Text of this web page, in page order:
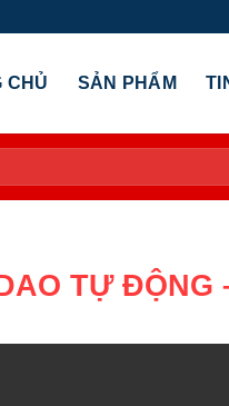
CHỦ SẢN PHẨM
TỰ ĐỘNG